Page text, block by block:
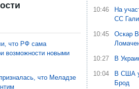
что РФ сама
возможности новыми
что Меладзе
10:46
На
СС
10:45
Оскар
10:27 В
10:04
В США
Брод